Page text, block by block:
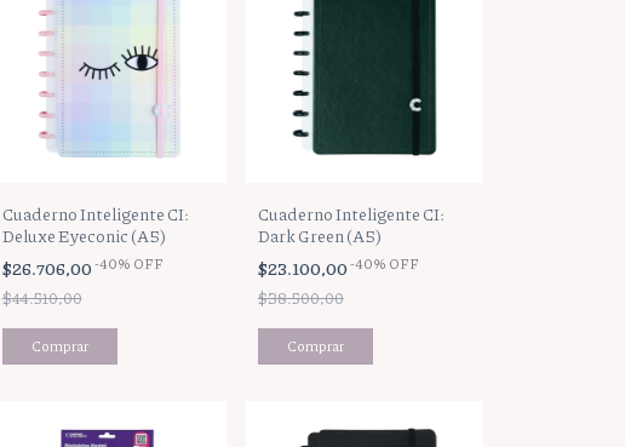
Cuaderno Inteligente CI:
Deluxe Eyeconic (A5)
$26.706,00-40% OFF
$44.510,00
Cuaderno Inteligente CI:
Dark Green (A5)
$23.100,00-40% OFF
$38.500,00